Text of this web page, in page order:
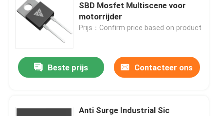
SBD Mosfet Multiscene voor
motorrijder
Prijs：Confirm price based on product
Beste prijs Contacteer ons
Anti Surge Industrial Sic